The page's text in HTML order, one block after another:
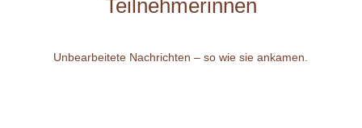
Teilnehmerinnen
Unbearbeitete Nachrichten – so wie sie ankamen.